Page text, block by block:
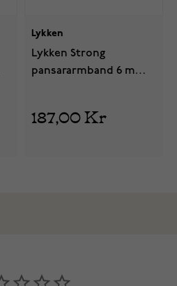
Lykken
Lykken Strong
pansararmband 6 mm
187,00 Kr